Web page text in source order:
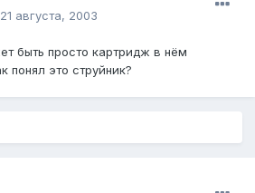
21 августа, 2003
быть просто картридж в нём
понял это струйник?